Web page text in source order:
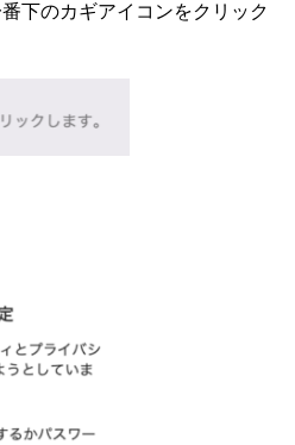
下のカギアイコンをクリック